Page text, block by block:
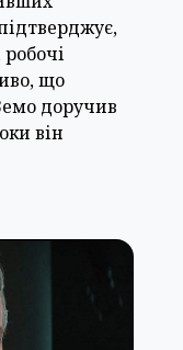
що
доручив
він